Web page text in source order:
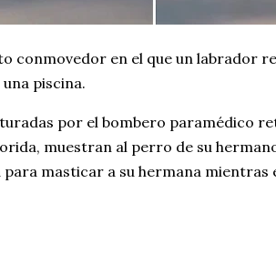
conmovedor en el que un labrador
piscina.
por el bombero paramédico
muestran al perro de su
masticar a su hermana mientras